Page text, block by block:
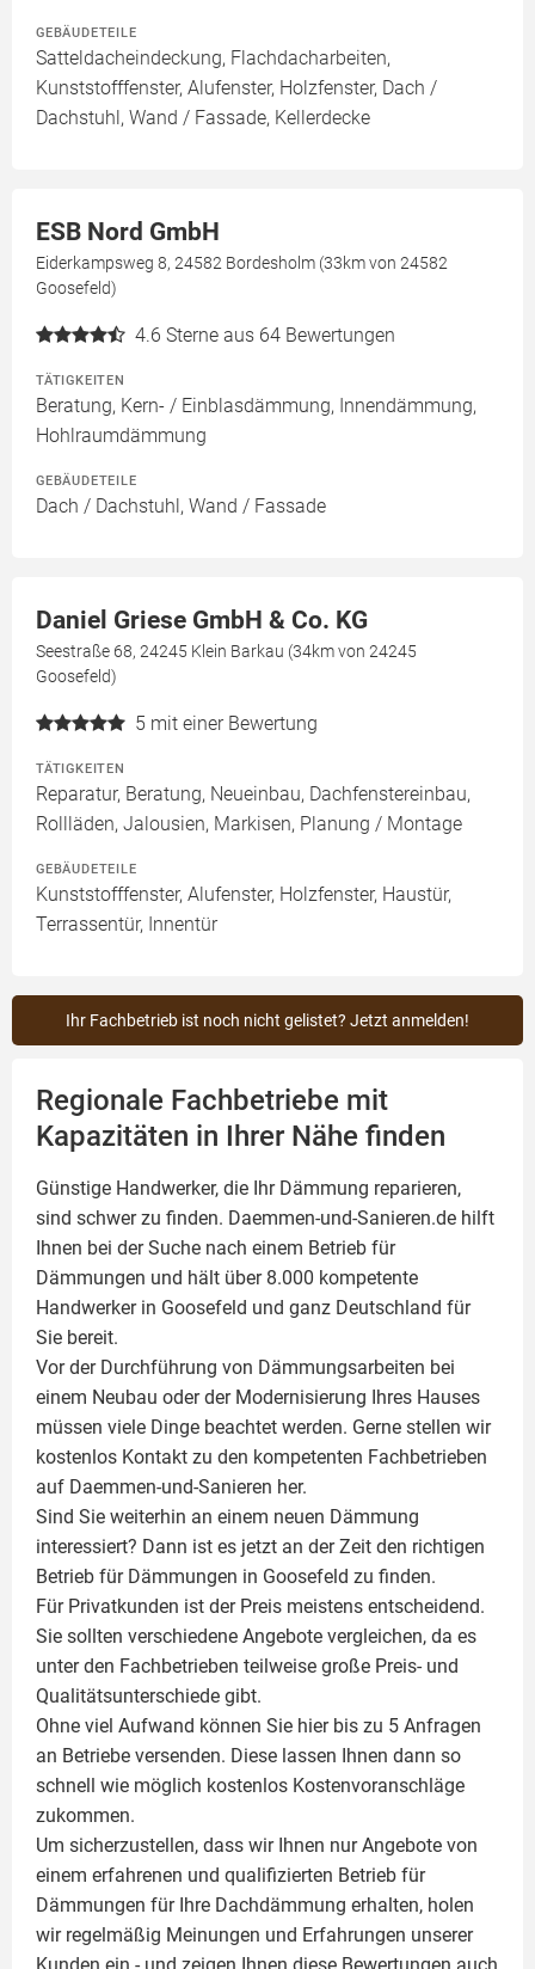
GEBÄUDETEILE
Satteldacheindeckung, Flachdacharbeiten,
Kunststofffenster, Alufenster, Holzfenster, Dach /
Dachstuhl, Wand / Fassade, Kellerdecke
ESB Nord GmbH
Eiderkampsweg 8, 24582 Bordesholm (33km von 24582
Goosefeld)
4.6 Sterne aus 64 Bewertungen
TÄTIGKEITEN
Beratung, Kern- / Einblasdämmung, Innendämmung,
Hohlraumdämmung
GEBÄUDETEILE
Dach / Dachstuhl, Wand / Fassade
Daniel Griese GmbH & Co. KG
Seestraße 68, 24245 Klein Barkau (34km von 24245
Goosefeld)
5 mit einer Bewertung
TÄTIGKEITEN
Reparatur, Beratung, Neueinbau, Dachfenstereinbau,
Rollläden, Jalousien, Markisen, Planung / Montage
GEBÄUDETEILE
Kunststofffenster, Alufenster, Holzfenster, Haustür,
Terrassentür, Innentür
Ihr Fachbetrieb ist noch nicht gelistet? Jetzt anmelden!
Regionale Fachbetriebe mit
Kapazitäten in Ihrer Nähe finden
Günstige Handwerker, die Ihr Dämmung reparieren,
sind schwer zu finden. Daemmen-und-Sanieren.de hilft
Ihnen bei der Suche nach einem Betrieb für
Dämmungen und hält über 8.000 kompetente
Handwerker in Goosefeld und ganz Deutschland für
Sie bereit.
Vor der Durchführung von Dämmungsarbeiten bei
einem Neubau oder der Modernisierung Ihres Hauses
müssen viele Dinge beachtet werden. Gerne stellen wir
kostenlos Kontakt zu den kompetenten Fachbetrieben
auf Daemmen-und-Sanieren her.
Sind Sie weiterhin an einem neuen Dämmung
interessiert? Dann ist es jetzt an der Zeit den richtigen
Betrieb für Dämmungen in Goosefeld zu finden.
Für Privatkunden ist der Preis meistens entscheidend.
Sie sollten verschiedene Angebote vergleichen, da es
unter den Fachbetrieben teilweise große Preis- und
Qualitätsunterschiede gibt.
Ohne viel Aufwand können Sie hier bis zu 5 Anfragen
an Betriebe versenden. Diese lassen Ihnen dann so
schnell wie möglich kostenlos Kostenvoranschläge
zukommen.
Um sicherzustellen, dass wir Ihnen nur Angebote von
einem erfahrenen und qualifizierten Betrieb für
Dämmungen für Ihre Dachdämmung erhalten, holen
wir regelmäßig Meinungen und Erfahrungen unserer